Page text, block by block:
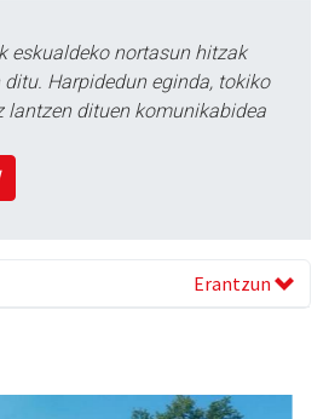
eskualdeko nortasun hitzak
Harpidedun eginda, tokiko
lantzen dituen komunikabidea
Erantzun